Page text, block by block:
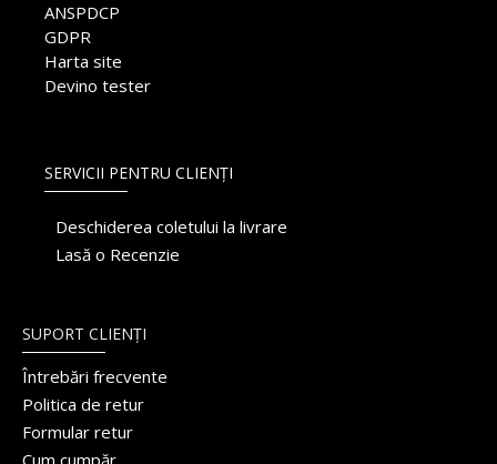
ANSPDCP
GDPR
Harta site
Devino tester
SERVICII PENTRU CLIENȚI
Deschiderea coletului la livrare
Lasă o Recenzie
SUPORT CLIENȚI
Întrebări frecvente
Politica de retur
Formular retur
Cum cumpăr